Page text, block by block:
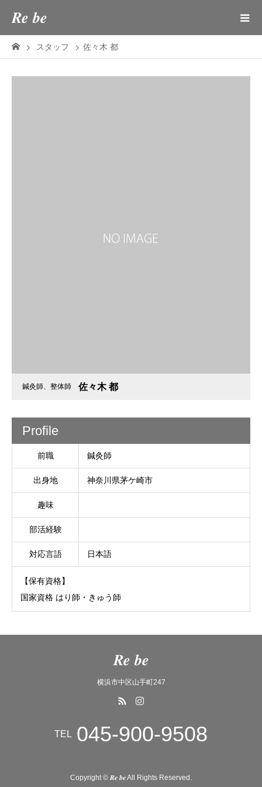
𝑹𝒆 𝒃𝒆
スタッフ 佐々木 都
鍼灸師、整体師 佐々木 都
Profile
前職 鍼灸師
出身地 神奈川県茅ケ崎市
趣味
部活経験
対応言語 日本語
【保有資格】
国家資格 はり師・きゅう師
𝑹𝒆 𝒃𝒆
横浜市中区山手町247
TEL 045-900-9508
Copyright © 𝑹𝒆 𝒃𝒆 All Rights Reserved.